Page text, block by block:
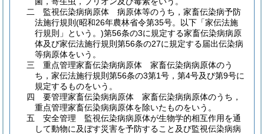
二
監視伝染病病原体 病原体等のうち，家畜伝染病予防
法施行規則 (昭和26年農林省令第35号。以下「家伝法施
行規則」という。)第56条の3に規定する家畜伝染病病原
体及び家伝法施行規則第56条の27に規定する届出伝染病
等病原体をいう。
三
重点管理家畜伝染病病原体 家畜伝染病病原体のう
ち，家伝法施行規則第56条の3第1号，第4号及び第9号に
規定するものをいう。
四
要管理家畜伝染病病原体 家畜伝染病病原体のうち，
重点管理家畜伝染病病原体を除いたものをいう。
五
安全管理 監視伝染病病原体が生物学的相互作用を通
して動物に及ぼす災害を予防すること及び監視伝染病病